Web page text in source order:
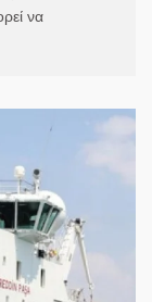
να